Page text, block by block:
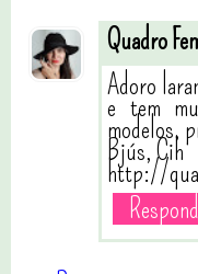
Quadro
Adoro
e tem
modelos,
Bjús, Cih
http://